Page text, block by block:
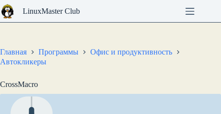
Перейти
к
сути
LinuxMaster Club
Главная Программы
Офис и продуктивность
Автокликеры
CrossMacro